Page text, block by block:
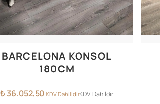
BARCELONA KONSOL
180CM
₺36.052,50 KDV DahilldirKDV Dahildir